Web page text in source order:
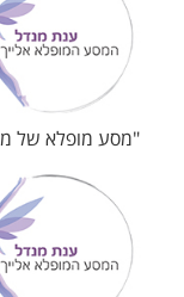
"מסע מופלא של